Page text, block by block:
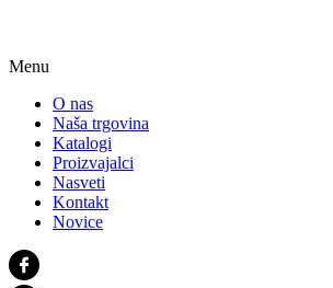
Menu
O nas
Naša trgovina
Katalogi
Proizvajalci
Nasveti
Kontakt
Novice